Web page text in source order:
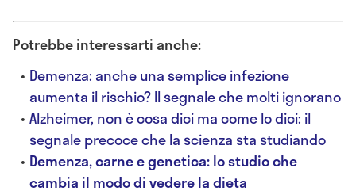
Potrebbe interessarti anche:
Demenza: anche una semplice infezione
aumenta il rischio? Il segnale che molti ignorano
Alzheimer, non è cosa dici ma come lo dici: il
segnale precoce che la scienza sta studiando
Demenza, carne e genetica: lo studio che
cambia il modo di vedere la dieta